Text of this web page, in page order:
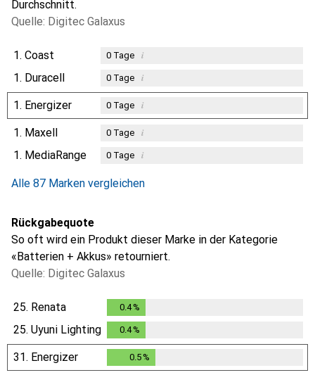
Durchschnitt.
Quelle: Digitec Galaxus
1. Coast 0Tage i
1. Duracell 0Tage i
1. Energizer 0Tage i
1. Maxell 0Tage i
1. MediaRange 0Tage i
Alle 87 Marken vergleichen
Rückgabequote
So oft wird ein Produkt dieser Marke in der Kategorie
«Batterien + Akkus» retourniert.
Quelle: Digitec Galaxus
25. Renata 0.4%
25. Uyuni Lighting 0.4%
31. Energizer 0.5 %